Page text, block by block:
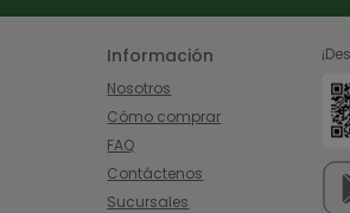
Información
Nosotros
Cómo comprar
FAQ
Contáctenos
Sucursales